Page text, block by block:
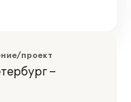
проект
–